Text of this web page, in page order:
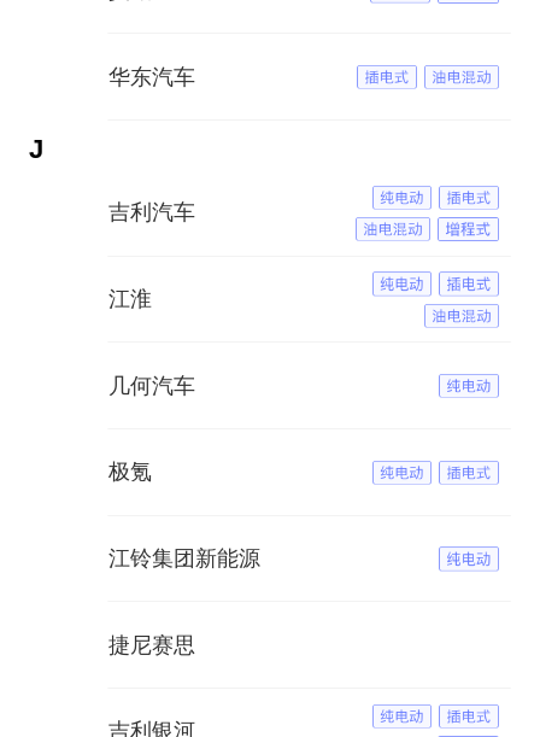
华东汽车
J
吉利汽车
江淮
几何汽车
极氪
江铃集团新能源
捷尼赛思
吉利银河